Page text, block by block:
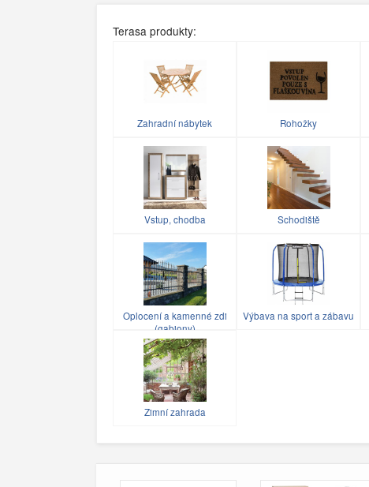
Terasa produkty:
Zahradní nábytek Rohožky
Vstup, chodba Schodiště
Oplocení a kamenné zdi
(gabiony)
Výbava na sport a zábavu
Zimní zahrada